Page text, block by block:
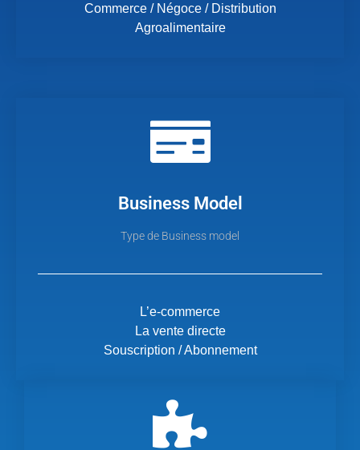
Commerce / Négoce / Distribution
Agroalimentaire
Business Model
Type de Business model
L’e-commerce
La vente directe
Souscription / Abonnement